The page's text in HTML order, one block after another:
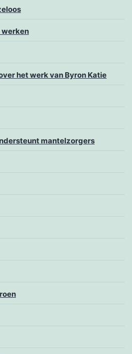
werken
het werk van Byron Katie
mantelzorgers